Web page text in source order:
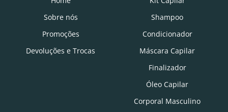
Sobre nós
Promoções
Devoluções e Trocas
Shampoo
Condicionador
Máscara Capilar
Finalizador
Óleo Capilar
Corporal Masculino